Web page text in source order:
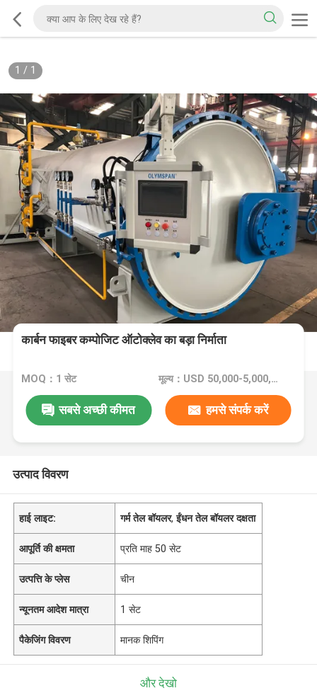
1 / 1
कार्बन फाइबर कम्पोजिट ऑटोक्लेव का बड़ा निर्माता
MOQ：1 सेट मूल्य：USD 50,000-5,000,000
सबसे अच्छी कीमत हमसे संपर्क करें
उत्पाद विवरण
हाई लाइट: गर्म तेल बॉयलर,ईंधन तेल बॉयलर दक्षता
आपूर्ति की क्षमता प्रति माह 50 सेट
उत्पत्ति के प्लेस चीन
न्यूनतम आदेश मात्रा 1 सेट
पैकेजिंग विवरण मानक शिपिंग
और देखो